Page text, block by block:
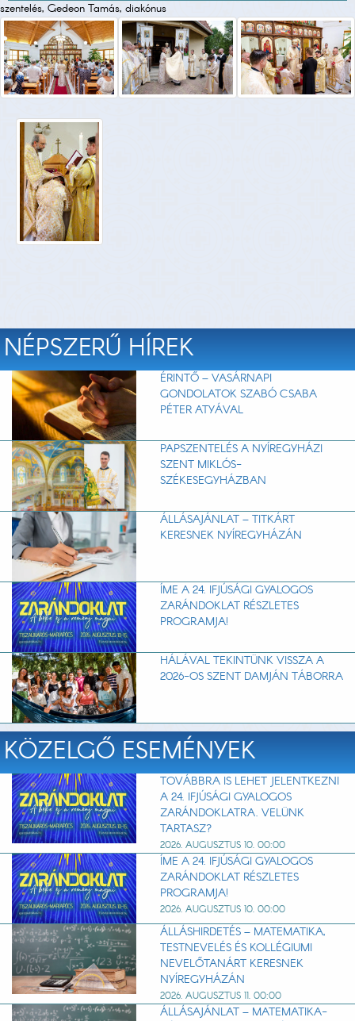
szentelés, Gedeon Tamás, diakónus
NÉPSZERŰ HÍREK
ÉRINTŐ – VASÁRNAPI
GONDOLATOK SZABÓ CSABA
PÉTER ATYÁVAL
PAPSZENTELÉS A NYÍREGYHÁZI
SZENT MIKLÓS-
SZÉKESEGYHÁZBAN
ÁLLÁSAJÁNLAT – TITKÁRT
KERESNEK NYÍREGYHÁZÁN
ÍME A 24. IFJÚSÁGI GYALOGOS
ZARÁNDOKLAT RÉSZLETES
PROGRAMJA!
HÁLÁVAL TEKINTÜNK VISSZA A
2026-OS SZENT DAMJÁN TÁBORRA
KÖZELGŐ ESEMÉNYEK
TOVÁBBRA IS LEHET JELENTKEZNI
A 24. IFJÚSÁGI GYALOGOS
ZARÁNDOKLATRA. VELÜNK
TARTASZ?
2026. AUGUSZTUS 10. 00:00
ÍME A 24. IFJÚSÁGI GYALOGOS
ZARÁNDOKLAT RÉSZLETES
PROGRAMJA!
2026. AUGUSZTUS 10. 00:00
ÁLLÁSHIRDETÉS – MATEMATIKA,
TESTNEVELÉS ÉS KOLLÉGIUMI
NEVELŐTANÁRT KERESNEK
NYÍREGYHÁZÁN
2026. AUGUSZTUS 11. 00:00
ÁLLÁSAJÁNLAT – MATEMATIKA-